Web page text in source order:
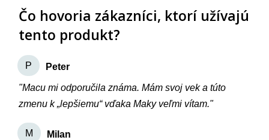
Čo hovoria zákazníci, ktorí užívajú
tento produkt?
P Peter
"Macu mi odporučila známa. Mám svoj vek a túto
zmenu k „lepšiemu“ vďaka Maky veľmi vítam."
M Milan